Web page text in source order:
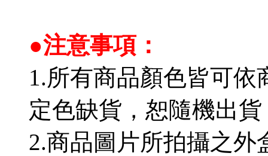
●注意事項：
1.所有商品顏色皆可
定色缺貨，恕隨機出貨
2.商品圖片所拍攝之